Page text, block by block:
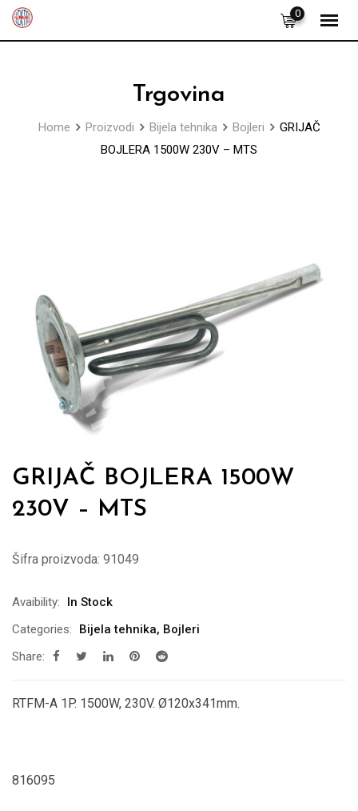
Skip
0
Trgovina
Home Proizvodi Bijela tehnika Bojleri
GRIJAČ
BOJLERA 1500W 230V – MTS
GRIJAČ BOJLERA 1500W
230V – MTS
Šifra proizvoda: 91049
Avaibility:
In Stock
Categories:
Bijela tehnika, Bojleri
Share:
RTFM-A 1P. 1500W, 230V. Ø120x341mm.
816095